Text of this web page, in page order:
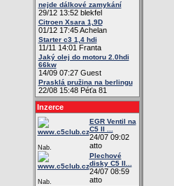
nejde dálkové zamykání
29/12 13:52 blekfel
Citroen Xsara 1,9D
01/12 17:45 Achelan
Starter c3 1,4 hdi
11/11 14:01 Franta
Jaký olej do motoru 2.0hdi
66kw
14/09 07:27 Guest
Prasklá pružina na berlingu
22/08 15:48 Péťa 81
Inzerce
Nab.
EGR Ventil na
C5 II ...
24/07 09:02
atto
Nab.
Plechové
disky C5 II...
24/07 08:59
atto